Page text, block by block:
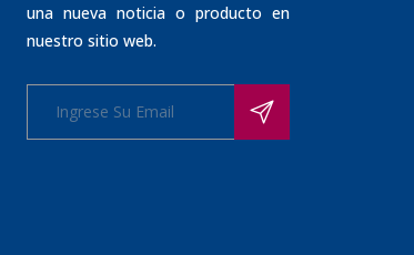
una nueva noticia o producto en
nuestro sitio web.